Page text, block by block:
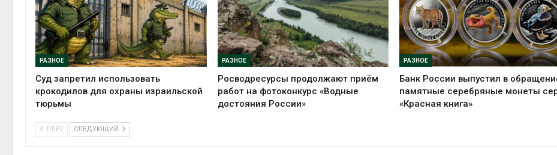
РАЗНОЕ
Суд запретил использовать
крокодилов для охраны израильской
тюрьмы
РАЗНОЕ
Росводресурсы продолжают приём
работ на фотоконкурс «Водные
достояния России»
РАЗНОЕ
Банк России выпустил в
памятные серебряные монеты
«Красная книга»
PREV СЛЕДУЮЩИЙ